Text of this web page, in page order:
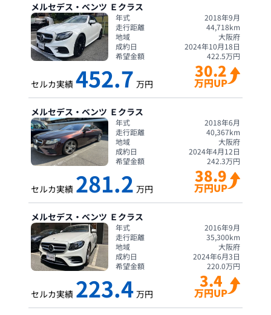
メルセデス・ベンツ Ｅクラス
年式
2018年9月
走行距離
44,718km
地域
大阪府
成約日
2024年10月18日
希望金額
422.5万円
セルカ実績 452.7 万円
30.2
万円UP
メルセデス・ベンツ Ｅクラス
年式
2018年6月
走行距離
40,367km
地域
大阪府
成約日
2024年4月12日
希望金額
242.3万円
セルカ実績 281.2 万円
38.9
万円UP
メルセデス・ベンツ Ｅクラス
年式
2016年9月
走行距離
35,300km
地域
大阪府
成約日
2024年6月3日
希望金額
220.0万円
セルカ実績 223.4 万円
3.4
万円UP